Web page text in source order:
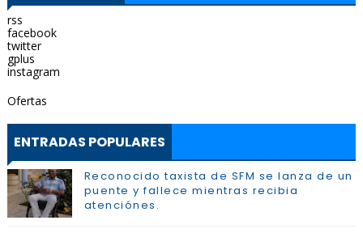
rss
facebook
twitter
gplus
instagram
Ofertas
ENTRADAS POPULARES
Reconocido taxista de SFM se lanza de un
puente y fallece mientras recibia
atenciónes.